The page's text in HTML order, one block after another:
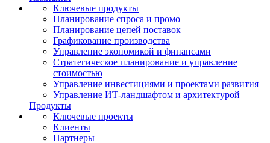
Ключевые продукты
Планирование спроса и промо
Планирование цепей поставок
Графикование производства
Управление экономикой и финансами
Стратегическое планирование и управление
стоимостью
Управление инвестициями и проектами развития
Управление ИТ-ландшафтом и архитектурой
Продукты
Ключевые проекты
Клиенты
Партнеры